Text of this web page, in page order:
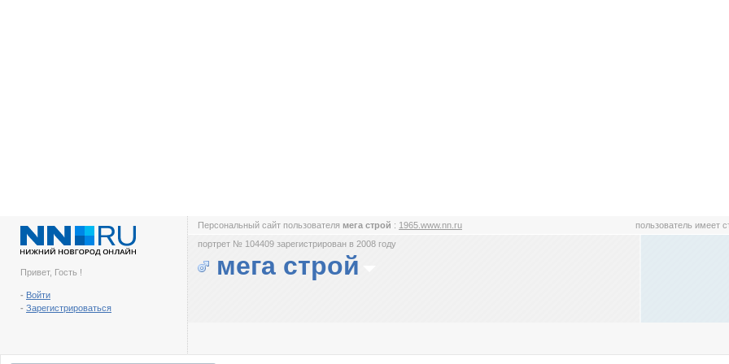
Привет, Гость !
- Войти
- Зарегистрироваться
Персональный сайт пользователя мега строй : 1965.www.nn.ru пользователь имеет
портрет № 104409 зарегистрирован в 2008 году
мега строй